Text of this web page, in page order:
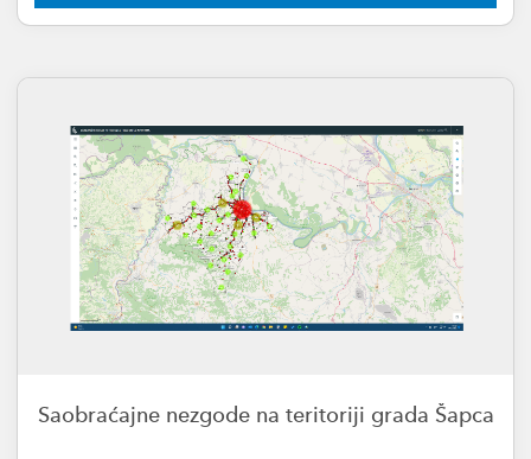
Saobraćajne nezgode na teritoriji grada Šapca